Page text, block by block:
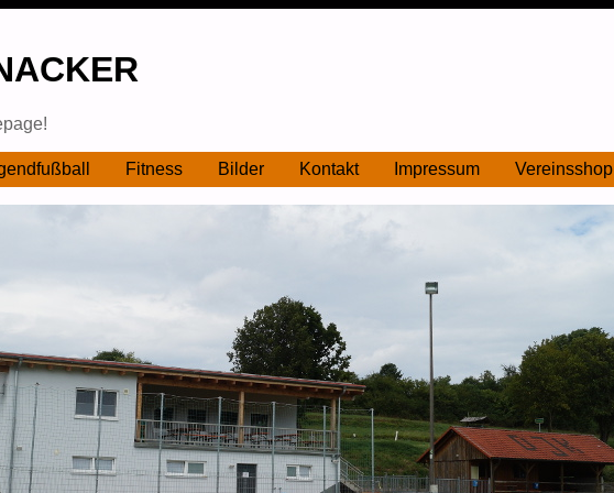
Fitness Bilder Kontakt Impressum Vereinsshop